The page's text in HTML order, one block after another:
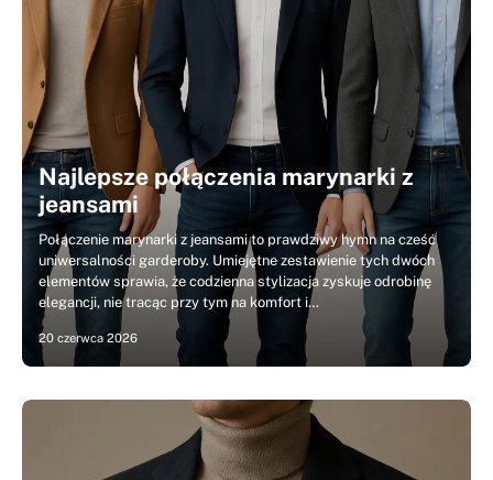
Najlepsze połączenia marynarki z
jeansami
Połączenie marynarki z jeansami to prawdziwy hymn na cześć
uniwersalności garderoby. Umiejętne zestawienie tych dwóch
elementów sprawia, że codzienna stylizacja zyskuje odrobinę
elegancji, nie tracąc przy tym na komfort i…
20 czerwca 2026